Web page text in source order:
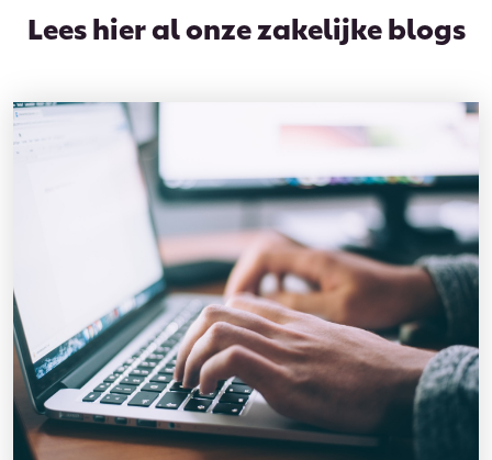
Lees hier al onze zakelijke blogs